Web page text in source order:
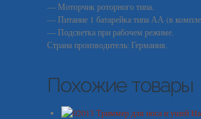
— Моторчик роторного типа.
— Питание 1 батарейка типа АА (в
— Подсветка при рабочем режиме.
Страна производитель: Германия.
Похожие товары